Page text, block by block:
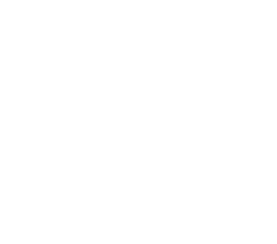
vị trí có diện tích nhỏ. Nơi mà
khác.